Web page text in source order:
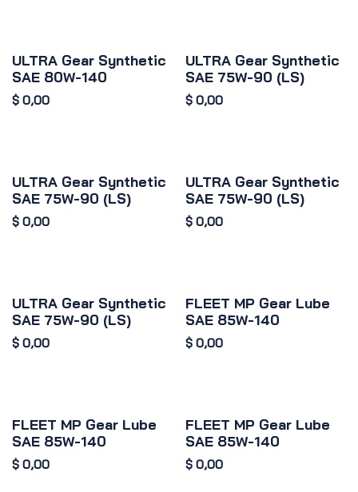
ULTRA Gear Synthetic
SAE 80W-140
$ 0,00
ULTRA Gear Synthetic
SAE 75W-90 (LS)
$ 0,00
ULTRA Gear Synthetic
SAE 75W-90 (LS)
$ 0,00
ULTRA Gear Synthetic
SAE 75W-90 (LS)
$ 0,00
ULTRA Gear Synthetic
SAE 75W-90 (LS)
$ 0,00
FLEET MP Gear Lube
SAE 85W-140
$ 0,00
FLEET MP Gear Lube
SAE 85W-140
$ 0,00
FLEET MP Gear Lube
SAE 85W-140
$ 0,00